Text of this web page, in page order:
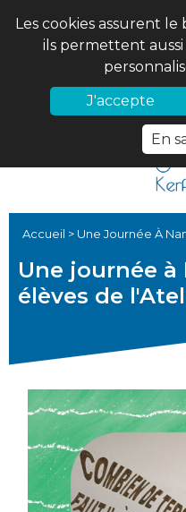
Les cookies assurent
ils permettent
J'accepte
En
02 97 56 61 18
Accueil > Une Journée À
Une journée à
élèves de